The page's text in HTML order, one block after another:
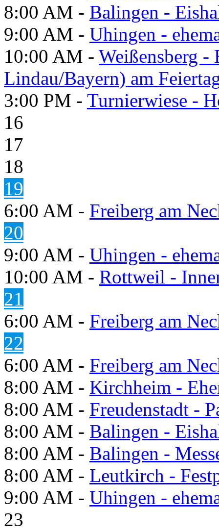
8:00 AM - Balingen -
9:00 AM - Uhingen -
10:00 AM - Weißensberg
Lindau/Bayern) am
3:00 PM - Turnierwiese -
16
17
18
19
6:00 AM - Freiberg am
20
9:00 AM - Uhingen -
10:00 AM - Rottweil -
21
6:00 AM - Freiberg am
22
6:00 AM - Freiberg am
8:00 AM - Kirchheim -
8:00 AM - Freudenstadt -
8:00 AM - Balingen -
8:00 AM - Balingen -
8:00 AM - Leutkirch -
9:00 AM - Uhingen -
23